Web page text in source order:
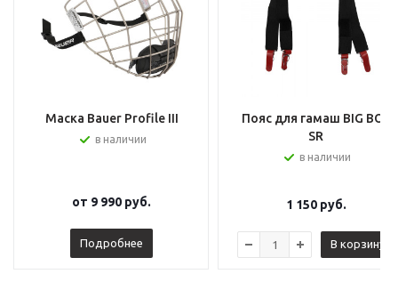
Маска Bauer Profile III
в наличии
от 9 990 руб.
Подробнее
Пояс для гамаш BIG BOY
SR
в наличии
1 150руб.
В корзину